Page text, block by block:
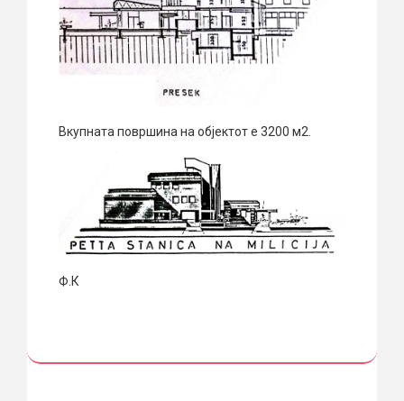
Вкупната површина на објектот е 3200 м2.
Ф.К